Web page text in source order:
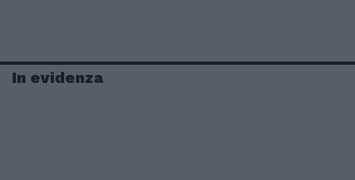
In evidenza